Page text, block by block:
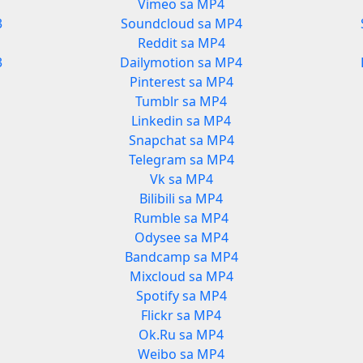
Vimeo sa MP4
Soundcloud sa MP4
Reddit sa MP4
Dailymotion sa MP4
Pinterest sa MP4
Tumblr sa MP4
Linkedin sa MP4
Snapchat sa MP4
Telegram sa MP4
Vk sa MP4
Bilibili sa MP4
Rumble sa MP4
Odysee sa MP4
Bandcamp sa MP4
Mixcloud sa MP4
Spotify sa MP4
Flickr sa MP4
Ok.Ru sa MP4
Weibo sa MP4